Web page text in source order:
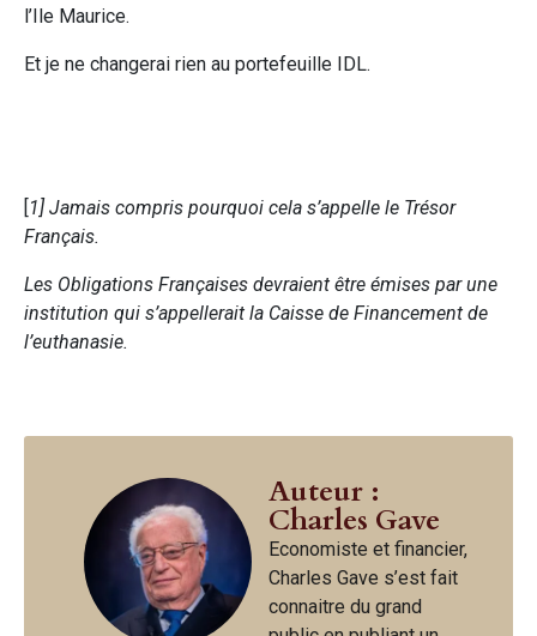
l’Ile Maurice.
Et je ne changerai rien au portefeuille IDL.
[1] Jamais compris pourquoi cela s’appelle le Trésor
Français.
Les Obligations Françaises devraient être émises par une
institution qui s’appellerait la Caisse de Financement de
l’euthanasie.
Auteur :
Charles Gave
Economiste et financier,
Charles Gave s’est fait
connaitre du grand